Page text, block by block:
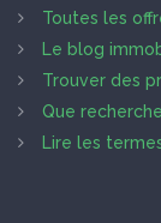
Toutes les
Le blog
Trouver des
Que
Lire les